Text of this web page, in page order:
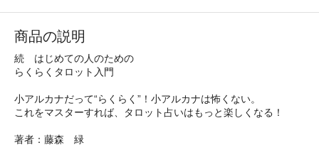
商品の説明
続 はじめての人のための
らくらくタロット入門
小アルカナだって“らくらく”！小アルカナは怖くない。
これをマスターすれば、タロット占いはもっと楽しくなる！
著者：藤森 緑